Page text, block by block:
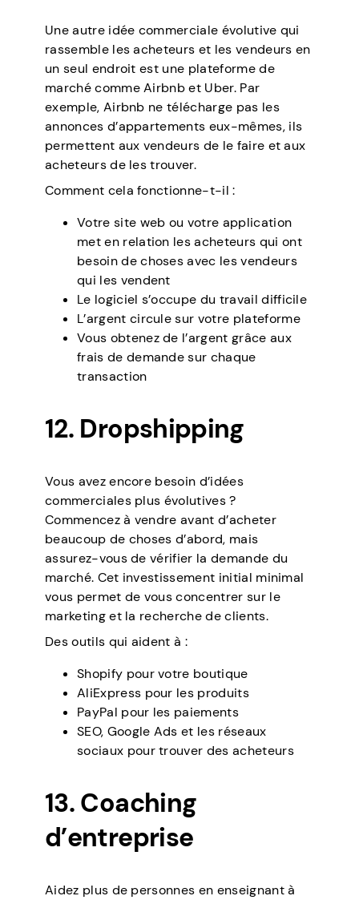
Une autre idée commerciale évolutive qui
rassemble les acheteurs et les vendeurs en
un seul endroit est une plateforme de
marché comme Airbnb et Uber. Par
exemple, Airbnb ne télécharge pas les
annonces d’appartements eux-mêmes, ils
permettent aux vendeurs de le faire et aux
acheteurs de les trouver.
Comment cela fonctionne-t-il :
Votre site web ou votre application
met en relation les acheteurs qui ont
besoin de choses avec les vendeurs
qui les vendent
Le logiciel s’occupe du travail difficile
L’argent circule sur votre plateforme
Vous obtenez de l’argent grâce aux
frais de demande sur chaque
transaction
12. Dropshipping
Vous avez encore besoin d’idées
commerciales plus évolutives ?
Commencez à vendre avant d’acheter
beaucoup de choses d’abord, mais
assurez-vous de vérifier la demande du
marché. Cet investissement initial minimal
vous permet de vous concentrer sur le
marketing et la recherche de clients.
Des outils qui aident à :
Shopify pour votre boutique
AliExpress pour les produits
PayPal pour les paiements
SEO, Google Ads et les réseaux
sociaux pour trouver des acheteurs
13. Coaching
d’entreprise
Aidez plus de personnes en enseignant à